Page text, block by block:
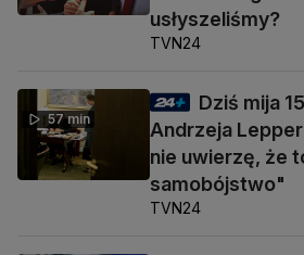
usłyszeliśmy?
TVN24
57 min
Dziś mija
Andrzeja
nie uwierzę, że
samobójstwo"
TVN24